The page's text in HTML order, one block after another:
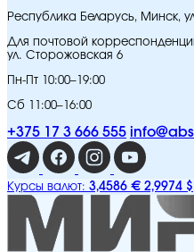
Республика Беларусь, Минск,
Для почтовой
ул. Сторожовская 6
Пн-Пт 10:00–19:00
Сб 11:00–16:00
+375 17 3 666 555
Курсы валют: 3,4586 € 2,9974 $